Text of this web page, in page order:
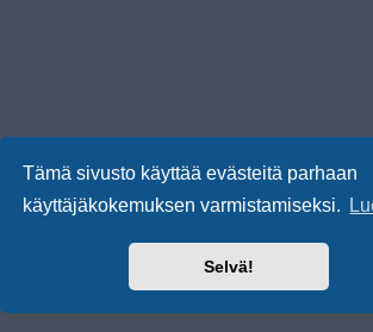
Tämä sivusto käyttää evästeitä parhaan
käyttäjäkokemuksen varmistamiseksi.
Selvä!